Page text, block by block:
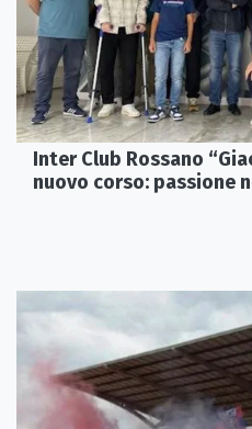
Inter Club Rossano
nuovo corso: passione